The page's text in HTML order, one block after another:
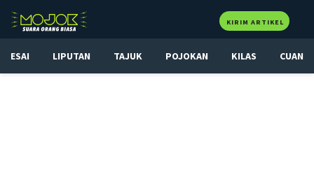
KIRIM ARTIKEL
ESAI LIPUTAN TAJUK POJOKAN KILAS CUAN